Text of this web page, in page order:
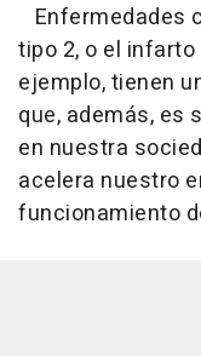
Enfermedades
tipo 2, o el
ejemplo, tienen
que, además, es
en nuestra
acelera nuestro
funcionamiento